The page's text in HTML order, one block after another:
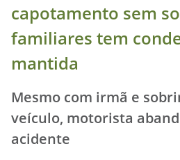
capotamento sem
familiares tem
mantida
Mesmo com irmã e
veículo, motorista
acidente